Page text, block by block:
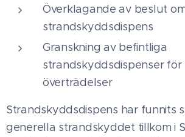
Överklagande av beslut
strandskyddsdispens
Granskning av befintliga
strandskyddsdispenser för
överträdelser
Strandskyddsdispens har funnits
generella strandskyddet tillkom i